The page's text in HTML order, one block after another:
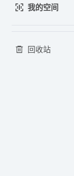
我的空间
回收站